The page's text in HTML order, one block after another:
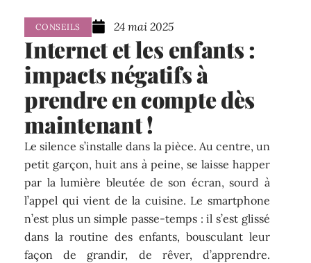
CONSEILS 24 mai 2025
Internet et les enfants :
impacts négatifs à
prendre en compte dès
maintenant !
Le silence s’installe dans la pièce. Au centre, un
petit garçon, huit ans à peine, se laisse happer
par la lumière bleutée de son écran, sourd à
l’appel qui vient de la cuisine. Le smartphone
n’est plus un simple passe-temps : il s’est glissé
dans la routine des enfants, bousculant leur
façon de grandir, de rêver, d’apprendre.